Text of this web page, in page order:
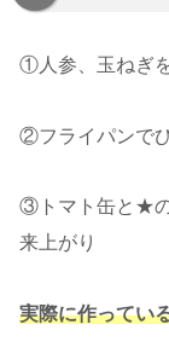
①人参、玉ねぎ
②フライパンで
③トマト缶と★の
来上がり
実際に作ってい